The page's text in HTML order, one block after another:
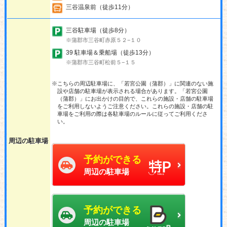
三谷温泉前（徒歩11分）
周辺の駐車場
三谷駐車場（徒歩8分）
※蒲郡市三谷町赤原５２−１０
39 駐車場＆乗船場（徒歩13分）
※蒲郡市三谷町松前５−１５
※こちらの周辺駐車場に、「若宮公園（蒲郡）」に関連のない施
設や店舗の駐車場が表示される場合があります。「若宮公園
（蒲郡）」にお出かけの目的で、これらの施設・店舗の駐車場
をご利用しないようご注意ください。これらの施設・店舗の駐
車場をご利用の際は各駐車場のルールに従ってご利用くださ
い。
予約ができる
周辺の駐車場
予約ができる
周辺の駐車場